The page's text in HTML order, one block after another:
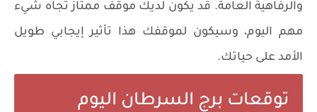
والرفاهية العامة. قد يكون لديك موقف ممتاز تجاه شيء
مهم اليوم، وسيكون لموقفك هذا تأثير إيجابي طويل
الأمد على حياتك.
توقعات برج السرطان اليوم